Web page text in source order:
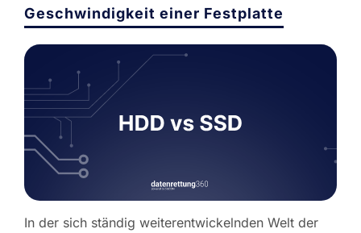
Geschwindigkeit einer Festplatte
In der sich ständig weiterentwickelnden Welt der